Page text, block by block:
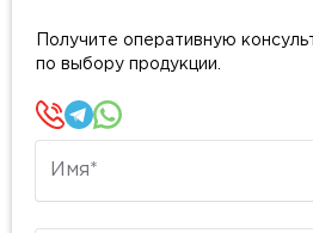
Получите оперативную
по выбору продукции.